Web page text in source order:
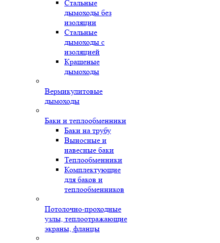
Стальные
дымоходы без
изоляции
Стальные
дымоходы с
изоляцией
Крашеные
дымоходы
Вермикулитовые
дымоходы
Баки и теплообменники
Баки на трубу
Выносные и
навесные баки
Теплообменники
Комплектующие
для баков и
теплообменников
Потолочно-проходные
узлы, теплоотражающие
экраны, фланцы